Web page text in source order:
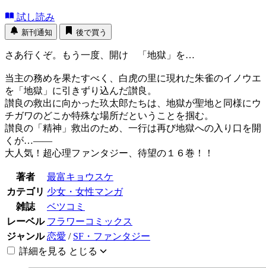
試し読み
新刊通知 後で買う
さあ行くぞ。もう一度、開け 「地獄」を…
当主の務めを果たすべく、白虎の里に現れた朱雀のイノウエ
を「地獄」に引きずり込んだ讃良。
讃良の救出に向かった玖太郎たちは、地獄が聖地と同様にウ
チガワのどこか特殊な場所だということを掴む。
讃良の「精神」救出のため、一行は再び地獄への入り口を開
くが…――
大人気！超心理ファンタジー、待望の１６巻！！
著者
最富キョウスケ
カテゴリ 少女・女性マンガ
雑誌
ベツコミ
レーベル フラワーコミックス
ジャンル 恋愛 / SF・ファンタジー
詳細を見る とじる